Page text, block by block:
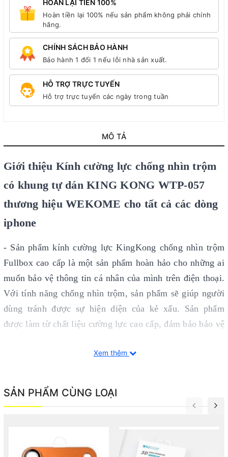
HOÀN LẠI TIỀN 100%
Hoàn tiền lại 100% nếu sản phẩm không phải chính
hãng.
CHÍNH SÁCH BẢO HÀNH
Bảo hành 1 đổi 1 nếu lỗi nhà sản xuất.
HỖ TRỢ TRỰC TUYẾN
Hỗ trợ trực tuyến các ngày trong tuần
MÔ TẢ
Giới thiệu Kính cường lực chống nhìn trộm
có khung tự dán KING KONG WTP-057
thương hiệu WEKOME cho tất cả các dòng
iphone
- Sản phẩm kính cường lực KingKong chống nhìn trộm
Fullbox cao cấp là một sản phẩm hoàn hảo cho những ai
muốn bảo vệ thông tin cá nhân của mình trên điện thoại.
Với tính năng chống nhìn trộm, sản phẩm sẽ giúp người
dùng tránh được sự hiện diện của kẻ xấu. Sản phẩm
được làm từ chất liệu cường lực cao cấp, đảm bảo bảo vệ
được đóng gói trong hộp Fullbox sang trọng, đầy đủ các
Xem thêm
SẢN PHẨM CÙNG LOẠI